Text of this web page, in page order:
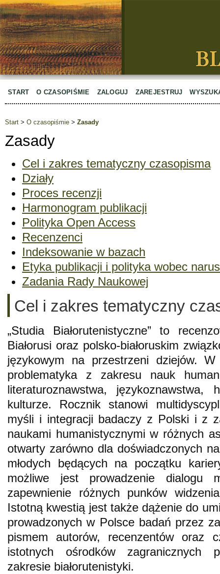
START O CZASOPIŚMIE ZALOGUJ ZAREJESTRUJ
Start > O czasopiśmie > Zasady
Zasady
Cel i zakres tematyczny czasopisma
Działy
Proces recenzji
Harmonogram publikacji
Polityka Open Access
Recenzenci
Indeksowanie w bazach
Etyka publikacji i polityka wobec
Zadania Rady Naukowej
Cel i zakres tematyczny
„Studia Białorutenistyczne” to
Białorusi oraz polsko-białoruskim
językowym na przestrzeni dziejów.
problematyka z zakresu nauk
literaturoznawstwa,
kulturze. Rocznik stanowi
myśli i integracji badaczy z Polski i z
naukami humanistycznymi w różnych
otwarty zarówno dla doświadczonych
młodych będących na początku
możliwe jest prowadzenie dialogu
zapewnienie różnych punków
Istotną kwestią jest także dążenie do
prowadzonych w Polsce badań przez
pismem autorów, recenzentów oraz
istotnych ośrodków zagranicznych
zakresie białorutenistyki.